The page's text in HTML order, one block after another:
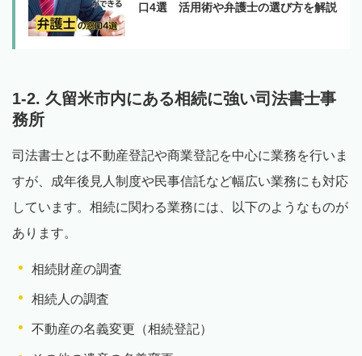
口4選 活用術や弁護士の選び方を解説
1-2. 久留米市内にある相続に強い司法書士事
務所
司法書士とは不動産登記や商業登記を中心に業務を行いま
すが、成年後見人制度や民事信託など幅広い業務にも対応
しています。相続に関わる業務には、以下のようなものが
あります。
相続財産の調査
相続人の調査
不動産の名義変更（相続登記）